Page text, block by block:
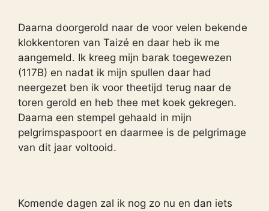
Daarna doorgerold naar de voor velen bekende
klokkentoren van Taizé en daar heb ik me
aangemeld. Ik kreeg mijn barak toegewezen
(117B) en nadat ik mijn spullen daar had
neergezet ben ik voor theetijd terug naar de
toren gerold en heb thee met koek gekregen.
Daarna een stempel gehaald in mijn
pelgrimspaspoort en daarmee is de pelgrimage
van dit jaar voltooid.
Komende dagen zal ik nog zo nu en dan iets